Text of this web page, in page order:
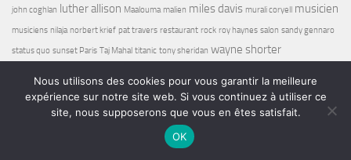
john coghlan luther allison Maalouma malien miles davis murali coryell musicien
musiciens nilaja norbert krief pat travers restaurant rock roy haynes salon sandy gennaro
status quo sunset Paris Taj Mahal titanic tony sheridan wayne shorter
Bel7 Infos © 2026. Tous droits réservés.
Nous utilisons des cookies pour vous garantir la meilleure
expérience sur notre site web. Si vous continuez à utiliser ce
site, nous supposerons que vous en êtes satisfait.
OK